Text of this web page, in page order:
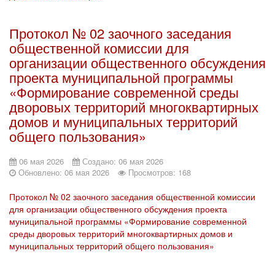
Протокол № 02 заочного заседания
общественной комиссии для
организации общественного обсуждения
проекта муниципальной программы
«Формирование современной среды
дворовых территорий многоквартирных
домов и муниципальных территорий
общего пользования»
06 мая 2026
Создано: 06 мая 2026
Обновлено: 06 мая 2026
Просмотров: 168
Протокол № 02 заочного заседания общественной комиссии
для организации общественного обсуждения проекта
муниципальной программы «Формирование современной
среды дворовых территорий многоквартирных домов и
муниципальных территорий общего пользования»